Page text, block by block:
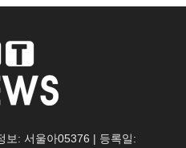
보: 서울아05376 | 등록일: